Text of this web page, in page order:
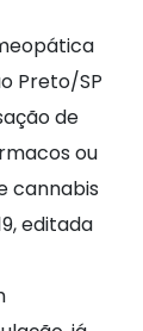
Preto/SP
de
ou
cannabis
editada